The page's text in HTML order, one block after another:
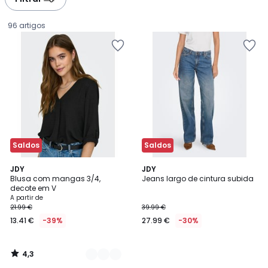
96 artigos
Saldos
JDY
Blusa com mangas 3/4,
decote em V
Preço
a
partir
13.41
€
A partir de
21.99 €
13.41 € -39%
4,3
/ 5
4
Cores
4,3
/
Saldos
JDY
Jeans largo de cintura subida
39.99 €
27.99 € -30%